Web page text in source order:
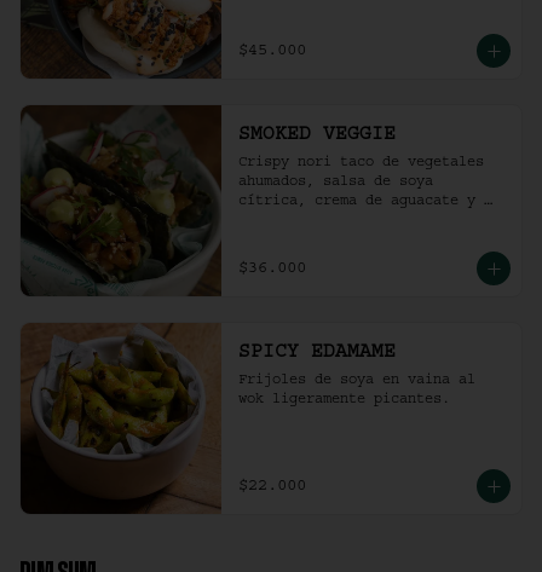
$45.000
SMOKED VEGGIE
Crispy nori taco de vegetales
ahumados, salsa de soya
cítrica, crema de aguacate y
$36.000
SPICY EDAMAME
Frijoles de soya en vaina al
wok ligeramente picantes.
$22.000